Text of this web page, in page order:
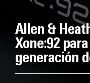
Allen &
Xone:92
generación